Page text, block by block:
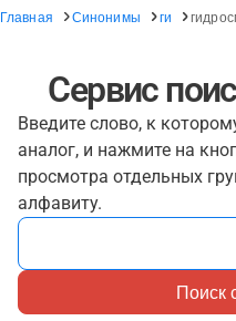
Главная Синонимы ги
Сервис
Введите слово, к
аналог, и нажмите на
просмотра отдельных
алфавиту.
Поиск